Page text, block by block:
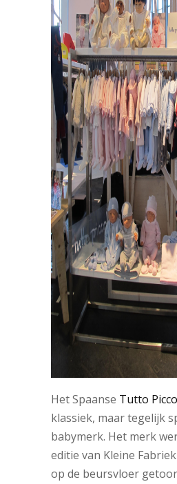
Het Spaanse Tutto
klassiek, maar tegelijk
babymerk. Het merk
editie van Kleine
op de beursvloer